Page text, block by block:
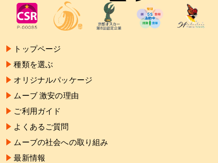
トップページ
種類を選ぶ
オリジナルパッケージ
ムーブ 激安の理由
ご利用ガイド
よくあるご質問
ムーブの社会への取り組み
最新情報